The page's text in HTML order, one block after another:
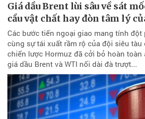
Giá dầu Brent lùi sâu về sát
cầu vật chất hay đòn tâm lý
Các bước tiến ngoại giao mang tính đột
cùng sự tái xuất rầm rộ của đội siêu tàu
chiến lược Hormuz đã cởi bỏ hoàn toàn
giá dầu Brent và WTI nối dài đà trượt...